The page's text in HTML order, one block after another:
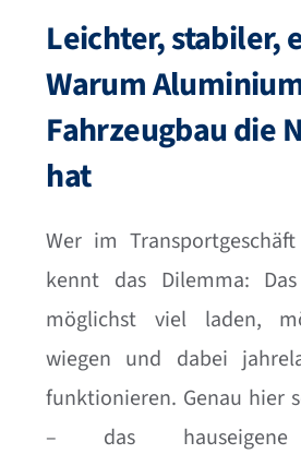
Leichter, stabiler,
Warum
Fahrzeugbau die
hat
Wer im
kennt das Dilemma:
möglichst viel laden,
wiegen und dabei
funktionieren. Genau hier
– das hauseigene